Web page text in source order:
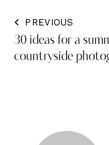
PREVIOUS
30 ideas for a
countryside